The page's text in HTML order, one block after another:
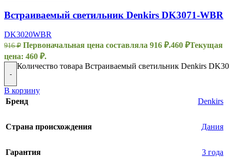
Встраиваемый светильник Denkirs DK3071-WBR
DK3020WBR
916₽ Первоначальная цена составляла 916 ₽.460 ₽Текущая
цена: 460 ₽.
-
Количество товара Встраиваемый светильник Denkirs
В корзину
Бренд
Denkirs
Страна происхождения Дания
Гарантия 3 года